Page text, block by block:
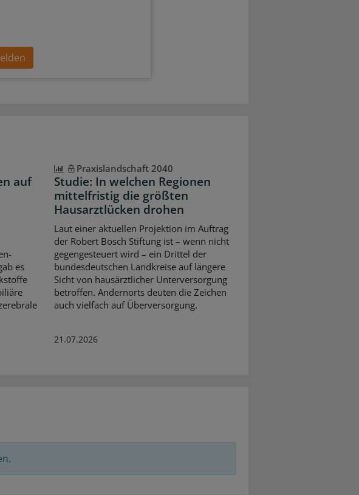
auf
es
Praxislandschaft 2040
Studie: In welchen Regionen
mittelfristig die größten
Hausarztlücken drohen
Laut einer aktuellen Projektion im Auftrag
der Robert Bosch Stiftung ist – wenn nicht
gegengesteuert wird – ein Drittel der
bundesdeutschen Landkreise auf längere
Sicht von hausärztlicher Unterversorgung
betroffen. Andernorts deuten die Zeichen
auch vielfach auf Überversorgung.
21.07.2026